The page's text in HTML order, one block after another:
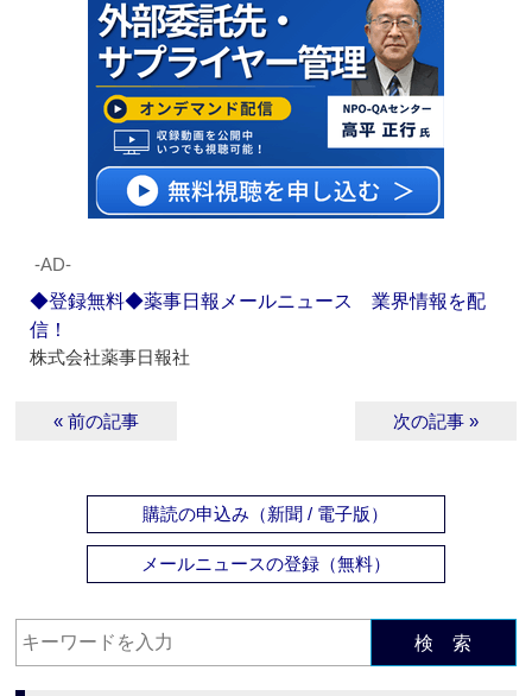
‐AD‐
◆登録無料◆薬事日報メールニュース 業界情報を配
信！
株式会社薬事日報社
« 前の記事 次の記事 »
購読の申込み（新聞 / 電子版）
メールニュースの登録（無料）
検 索